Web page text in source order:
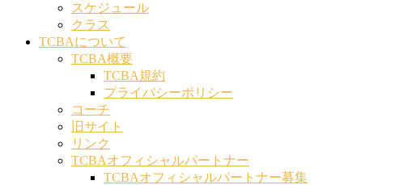
スケジュール
クラス
TCBAについて
TCBA概要
TCBA規約
プライバシーポリシー
コーチ
旧サイト
リンク
TCBAオフィシャルパートナー
TCBAオフィシャルパートナー募集